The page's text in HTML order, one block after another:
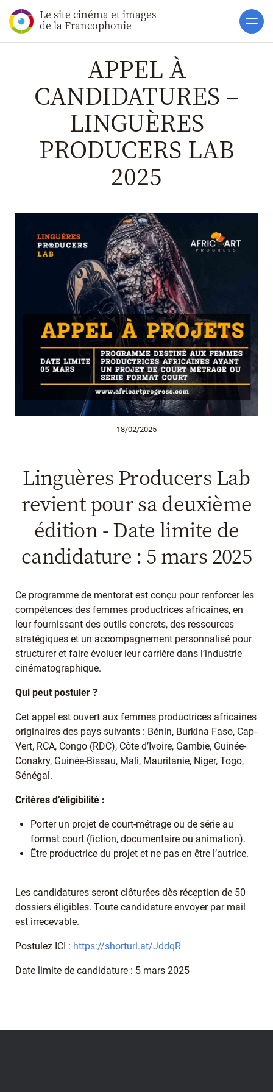
Le site cinéma et images
de la Francophonie Accueil
Actualités
Gros Plans
La vie des films
La vie du secteur
Soutiens
Catalogue
Clap ACP
Boites à
Accès pro
APPEL À
CANDIDATURES –
LINGUÈRES
PRODUCERS LAB
2025
18/02/2025
Linguères Producers Lab
revient pour sa deuxième
édition - Date limite de
candidature : 5 mars 2025
Ce programme de mentorat est conçu pour renforcer les
compétences des femmes productrices africaines, en
leur fournissant des outils concrets, des ressources
stratégiques et un accompagnement personnalisé pour
structurer et faire évoluer leur carrière dans l’industrie
cinématographique.
Qui peut postuler ?
Cet appel est ouvert aux femmes productrices africaines
originaires des pays suivants : Bénin, Burkina Faso, Cap-
Vert, RCA, Congo (RDC), Côte d’Ivoire, Gambie, Guinée-
Conakry, Guinée-Bissau, Mali, Mauritanie, Niger, Togo,
Sénégal.
Critères d’éligibilité :
Porter un projet de court-métrage ou de série au
format court (fiction, documentaire ou animation).
Être productrice du projet et ne pas en être l’autrice.
Les candidatures seront clôturées dès réception de 50
dossiers éligibles. Toute candidature envoyer par mail
est irrecevable.
Postulez ICI : https://shorturl.at/JddqR
Date limite de candidature : 5 mars 2025